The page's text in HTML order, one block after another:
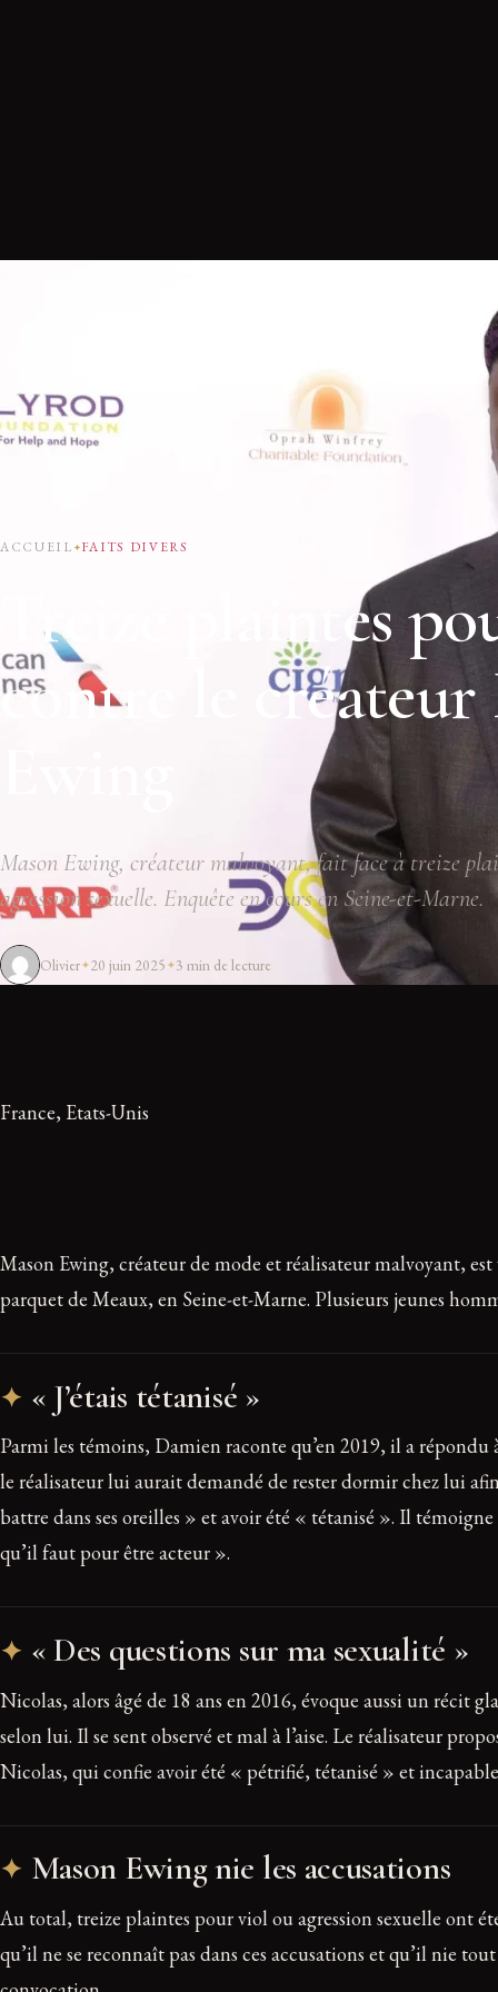
ACCUEIL FAITS DIVERS
Treize plaintes
contre le créateur
Mason Ewing, créateur malvoyant, fait face à treize
agression sexuelle. Enquête en cours en Seine-et-Marne.
Olivier 20 juin 2025 3 min de lecture
France, Etats-Unis
Mason Ewing, créateur de mode et réalisateur malvoyant,
parquet de Meaux, en Seine-et-Marne. Plusieurs jeunes
« J’étais tétanisé »
Parmi les témoins, Damien raconte qu’en 2019, il a
le réalisateur lui aurait demandé de rester dormir chez lui
battre dans ses oreilles » et avoir été « tétanisé ». Il
qu’il faut pour être acteur ».
« Des questions sur ma sexualité »
Nicolas, alors âgé de 18 ans en 2016, évoque aussi un récit
selon lui. Il se sent observé et mal à l’aise. Le réalisateur
Nicolas, qui confie avoir été « pétrifié, tétanisé » et
Mason Ewing nie les accusations
Au total, treize plaintes pour viol ou agression sexuelle ont
qu’il ne se reconnaît pas dans ces accusations et qu’il nie